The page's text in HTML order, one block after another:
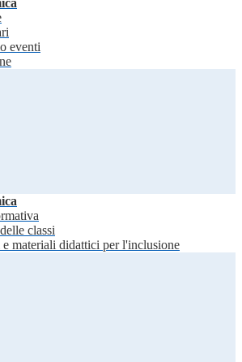
eventi
classi
e materiali didattici per l'inclusione